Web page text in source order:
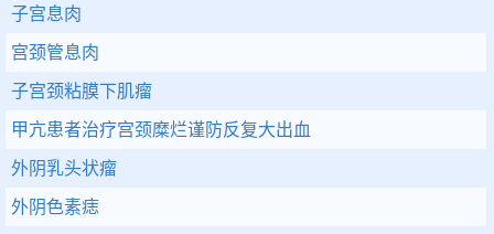
子宫息肉
宫颈管息肉
子宫颈粘膜下肌瘤
甲亢患者治疗宫颈糜烂谨防反复大出血
外阴乳头状瘤
外阴色素痣